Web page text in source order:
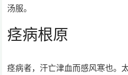
汤服。
痉病根原
痉病者，汗亡津血而感风寒也。